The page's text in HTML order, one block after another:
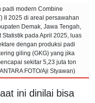
padi modern Combine
II 2025 di areal persawahan
Demak, Jawa Tengah,
pada April 2025, luas
dengan produksi padi
giling (GKG) yang jika
sekitar 5,23 juta ton
FOTO/Aji Styawan)
ini dinilai bisa